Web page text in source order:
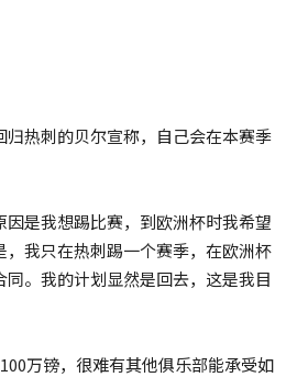
热刺的贝尔宣称，自己会在本赛季
因是我想踢比赛，到欧洲杯时我希望
我只在热刺踢一个赛季，在欧洲杯
。我的计划显然是回去，这是我目
万镑，很难有其他俱乐部能承受如